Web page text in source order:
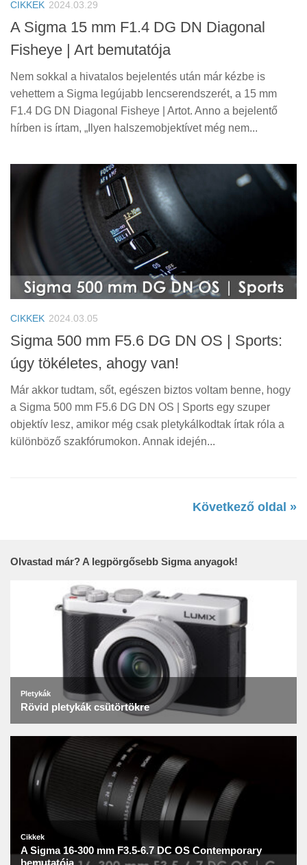
CIKKEK 2024.03.29
A Sigma 15 mm F1.4 DG DN Diagonal
Fisheye | Art bemutatója
Nem sokkal a hivatalos bejelentés után már kézbe is
vehettem a Sigma legújabb lencserendszerét, a 15 mm
F1.4 DG DN Diagonal Fisheye | Artot. Anno a bejelentő
hírben is írtam, „Ilyen halszemobjektívet még nem...
CIKKEK 2024.03.05
Sigma 500 mm F5.6 DG DN OS | Sports:
úgy tökéletes, ahogy van!
Már akkor tudtam, sőt, egészen biztos voltam benne, hogy
a Sigma 500 mm F5.6 DG DN OS | Sports egy szuper
objektív lesz, amikor még csak pletykálkodtak írtak róla a
különböző szakfórumokon. Annak idején...
Következő oldal »
Olvastad már? A legpörgősebb Sigma anyagok!